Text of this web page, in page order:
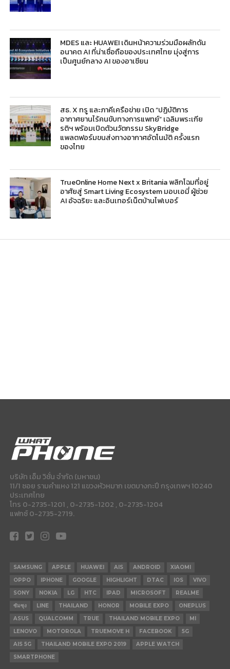
MDES และ HUAWEI เดินหน้าความร่วมมือผลักดัน
อนาคต AI ที่น่าเชื่อถือของประเทศไทย มุ่งสู่การ
เป็นศูนย์กลาง AI ของอาเซียน
สธ. X ทรู และภาคีเครือข่าย เปิด “ปฏิบัติการ
อากาศยานไร้คนขับทางการแพทย์” เฉลิมพระเกีย
รติฯ พร้อมเปิดตัวนวัตกรรม SkyBridge
แพลตฟอร์มขนส่งทางอากาศอัตโนมัติ ครั้งแรก
ของไทย
TrueOnline Home Next x Britania พลิกโฉมที่อยู่
อาศัยสู่ Smart Living Ecosystem มอบเอมี่ ผู้ช่วย
AI อัจฉริยะ และอินเทอร์เน็ตบ้านไฟเบอร์
บริษัท เอ็ม วิชั่น จำกัด (มหาชน)
11/1 ซอย รามคำแหง 121 แขวงหัวหมาก เขตบางกะปี กรุงเทพฯ 10240
ประเทศไทย
โทร 0-2735-1201 , 0-2735-1202 , 0-2735-1204
แฟกซ์ 0-2735-2719.
SAMSUNG APPLE HUAWEI AIS ANDROID
XIAOMI
OPPO
IPHONE GOOGLE HIGHLIGHT DTAC IOS
VIVO
SONY
NOKIA LG HTC IPAD MICROSOFT
REALME
ซัมซุง
LINE THAILAND HONOR MOBILE EXPO
ONEPLUS
ASUS
QUALCOMM TRUE THAILAND MOBILE EXPO
MI
LENOVO
MOTOROLA TRUEMOVE H FACEBOOK
5G
AIS 5G
THAILAND MOBILE EXPO 2019
APPLE WATCH
SMARTPHONE